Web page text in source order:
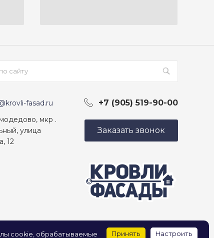
fasad.ru +7 (905) 519-90-00
мкр .
улица
12
Заказать звонок
cookie, обрабатываемые Принять Настроить